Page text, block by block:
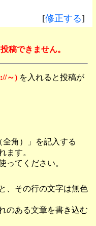
[修正する]
稿できません。
～) を入れると投稿が
角）」を記入する
ます。
ってください。
、その行の文字は無色
のある文章を書き込む